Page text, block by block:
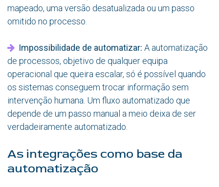
mapeado, uma versão desatualizada ou um passo
omitido no processo.
Impossibilidade de automatizar: A automatização
de processos, objetivo de qualquer equipa
operacional que queira escalar, só é possível quando
os sistemas conseguem trocar informação sem
intervenção humana. Um fluxo automatizado que
depende de um passo manual a meio deixa de ser
verdadeiramente automatizado.
As integrações como base da
automatização